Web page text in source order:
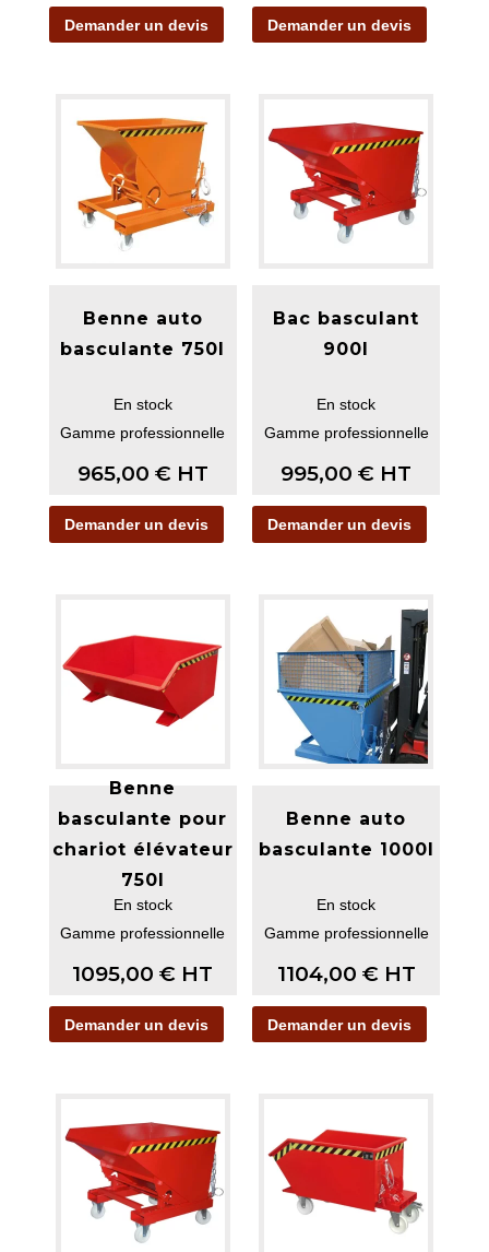
Demander un devis Demander un devis
Benne auto
basculante 750l
En stock
Gamme professionnelle
965,00 € HT
Demander un devis
Bac basculant
900l
En stock
Gamme professionnelle
995,00€ HT
Demander un devis
Benne
basculante pour
chariot élévateur
750l
En stock
Gamme professionnelle
1095,00€ HT
Demander un devis
Benne auto
basculante 1000l
En stock
Gamme professionnelle
1104,00 € HT
Demander un devis